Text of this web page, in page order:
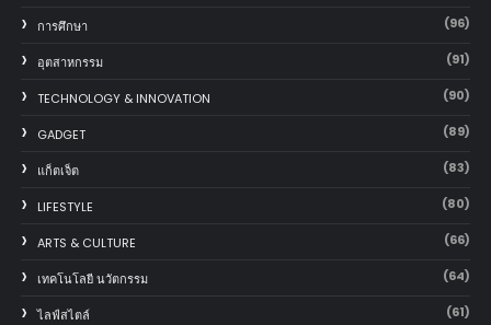
การศึกษา (96)
อุตสาหกรรม (91)
TECHNOLOGY & INNOVATION (90)
GADGET (89)
แก็ตเจ็ต (83)
LIFESTYLE (80)
ARTS & CULTURE (66)
เทคโนโลยี นวัตกรรม (64)
ไลฟ์สไตล์ (61)